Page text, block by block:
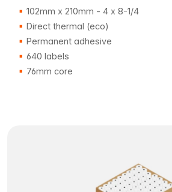
102mm x 210mm - 4 x 8-1/4
Direct thermal (eco)
Permanent adhesive
640 labels
76mm core